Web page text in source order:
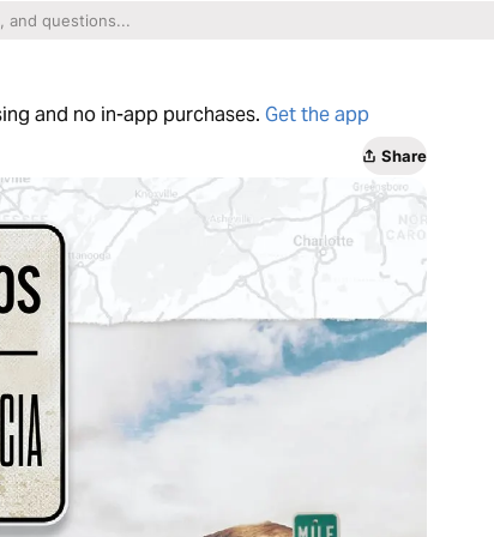
and no in-app purchases. Get the app
Share